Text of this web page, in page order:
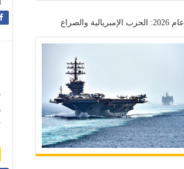
منظورات عام 2026: الحرب الإمبريالية والصراع